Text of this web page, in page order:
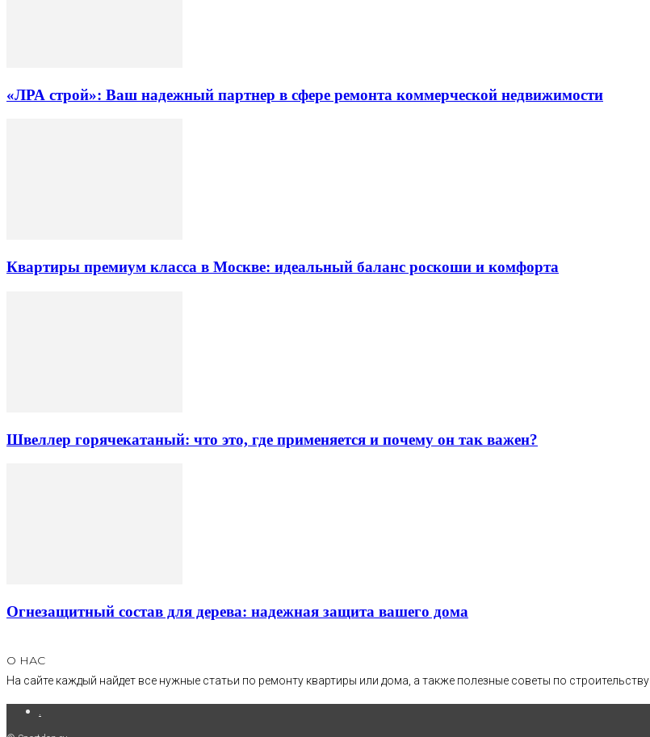
«ЛРА строй»: Ваш надежный партнер в сфере ремонта коммерческой недвижимости
Квартиры премиум класса в Москве: идеальный баланс роскоши и комфорта
Швеллер горячекатаный: что это, где применяется и почему он так важен?
Огнезащитный состав для дерева: надежная защита вашего дома
О НАС
На сайте каждый найдет все нужные статьи по ремонту квартиры или дома, а также полезные советы по строительству